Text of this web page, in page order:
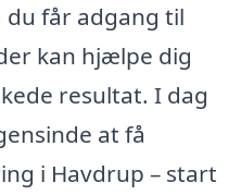
får adgang til
kan hjælpe dig
resultat. I dag
at få
i Havdrup – start